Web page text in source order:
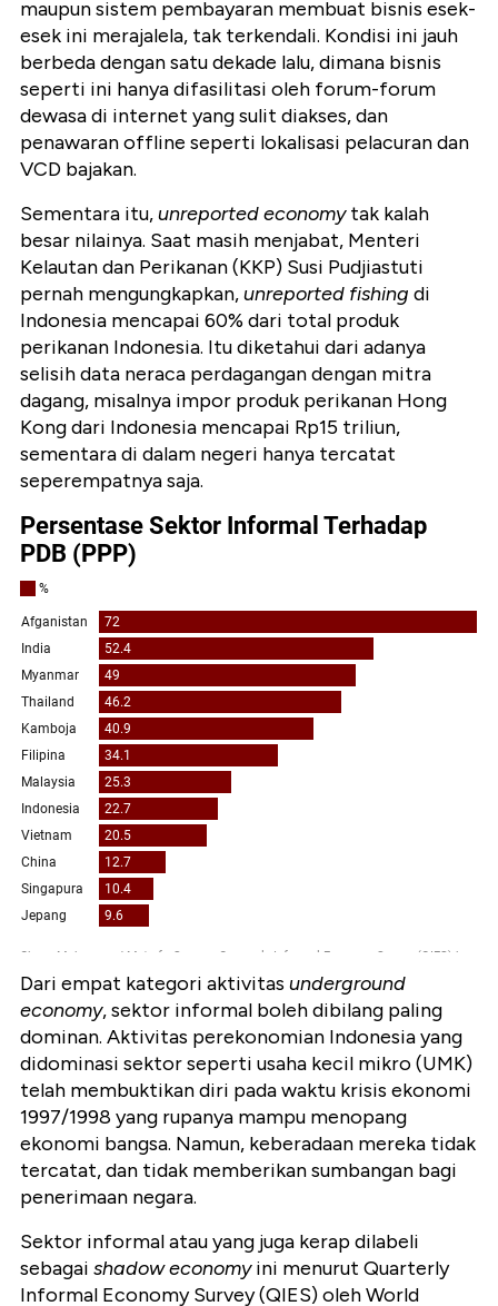
maupun sistem pembayaran membuat bisnis esek-
esek ini merajalela, tak terkendali. Kondisi ini jauh
berbeda dengan satu dekade lalu, dimana bisnis
seperti ini hanya difasilitasi oleh forum-forum
dewasa di internet yang sulit diakses, dan
penawaran offline seperti lokalisasi pelacuran dan
VCD bajakan.
Sementara itu,unreported economytak kalah
besar nilainya. Saat masih menjabat, Menteri
Kelautan dan Perikanan (KKP) Susi Pudjiastuti
pernah mengungkapkan,unreported fishing di
Indonesia mencapai 60% dari total produk
perikanan Indonesia. Itu diketahui dari adanya
selisih data neraca perdagangan dengan mitra
dagang, misalnya impor produk perikanan Hong
Kong dari Indonesia mencapai Rp15 triliun,
sementara di dalam negeri hanya tercatat
seperempatnya saja.
Dari empat kategori aktivitas underground
economy, sektor informal boleh dibilang paling
dominan. Aktivitas perekonomian Indonesia yang
didominasi sektor seperti usaha kecil mikro (UMK)
telah membuktikan diri pada waktu krisis ekonomi
1997/1998 yang rupanya mampu menopang
ekonomi bangsa. Namun, keberadaan mereka tidak
tercatat, dan tidak memberikan sumbangan bagi
penerimaan negara.
Sektor informal atau yang juga kerap dilabeli
sebagai shadow economyini menurut Quarterly
Informal Economy Survey (QIES) oleh World